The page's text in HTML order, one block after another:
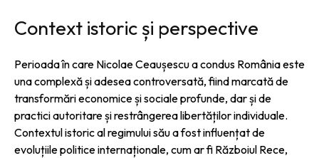
Context istoric și perspective
Perioada în care Nicolae Ceaușescu a condus România este
una complexă și adesea controversată, fiind marcată de
transformări economice și sociale profunde, dar și de
practici autoritare și restrângerea libertăților individuale.
Contextul istoric al regimului său a fost influențat de
evoluțiile politice internaționale, cum ar fi Războiul Rece,